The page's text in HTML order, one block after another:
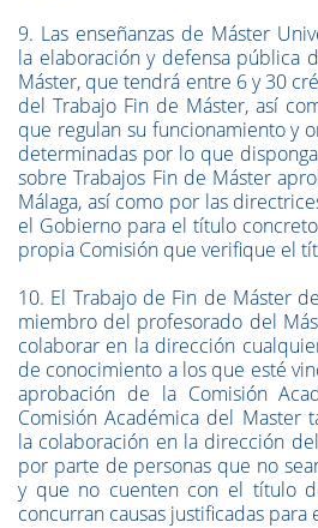
9. Las enseñanzas de Máster
la elaboración y defensa pública
Máster, que tendrá entre 6 y 30
del Trabajo Fin de Máster, así
que regulan su funcionamiento y
determinadas por lo que
sobre Trabajos Fin de Máster
Málaga, así como por las
el Gobierno para el título
propia Comisión que verifique el
10. El Trabajo de Fin de Máster
miembro del profesorado del
colaborar en la dirección
de conocimiento a los que esté
aprobación de la Comisión
Comisión Académica del Master
la colaboración en la dirección
por parte de personas que no
y que no cuenten con el título
concurran causas justificadas para